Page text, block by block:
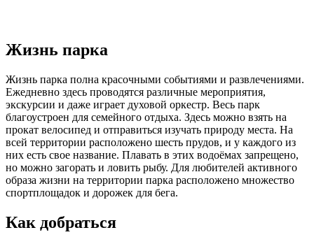
Жизнь парка
Жизнь парка полна красочными событиями и развлечениями.
Ежедневно здесь проводятся различные мероприятия,
экскурсии и даже играет духовой оркестр. Весь парк
благоустроен для семейного отдыха. Здесь можно взять на
прокат велосипед и отправиться изучать природу места. На
всей территории расположено шесть прудов, и у каждого из
них есть свое название. Плавать в этих водоёмах запрещено,
но можно загорать и ловить рыбу. Для любителей активного
образа жизни на территории парка расположено множество
спортплощадок и дорожек для бега.
Как добраться